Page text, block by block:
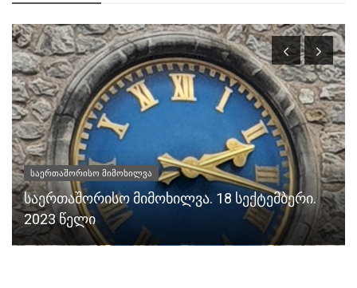
საერთაშორისო მიმოხილვა
საერთაშორისო მიმოხილვა. 18 სექტემბერი.
2023 წელი